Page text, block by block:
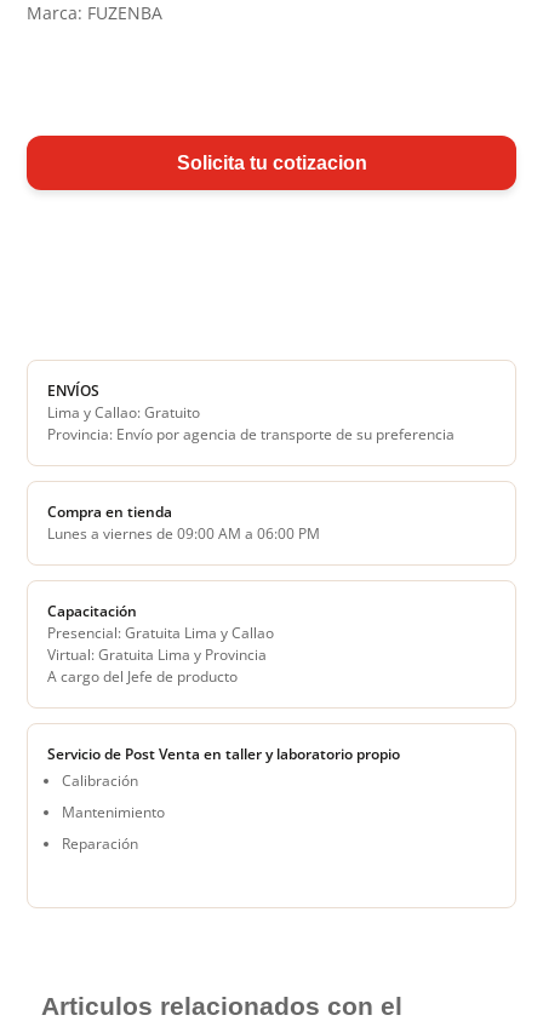
Marca: FUZENBA
Solicita tu cotizacion
ENVÍOS
Lima y Callao: Gratuito
Provincia: Envío por agencia de transporte de su preferencia
Compra en tienda
Lunes a viernes de 09:00 AM a 06:00 PM
Capacitación
Presencial: Gratuita Lima y Callao
Virtual: Gratuita Lima y Provincia
A cargo del Jefe de producto
Servicio de Post Venta en taller y laboratorio propio
Calibración
Mantenimiento
Reparación
Articulos relacionados con el